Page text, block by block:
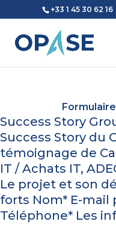
+33 1 45 30 62 16
Success Story
Success Story du
témoignage de
IT / Achats IT,
Le projet et son
forts Nom* E-mail
Téléphone* Les